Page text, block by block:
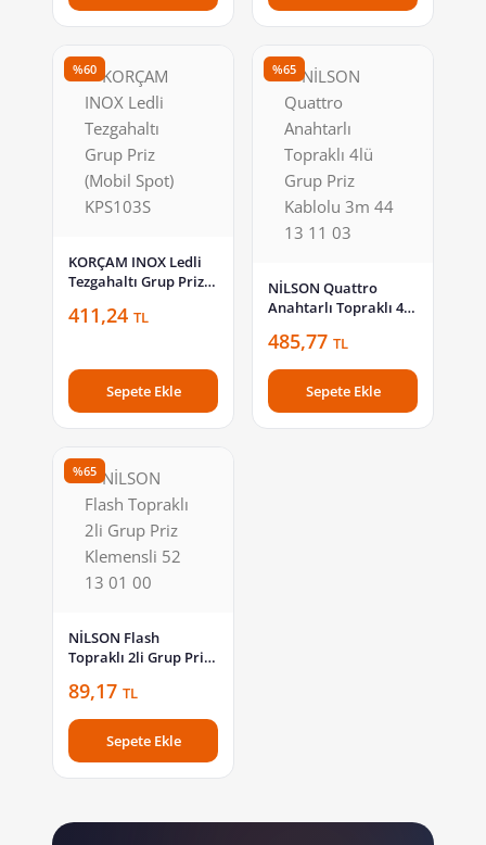
%60
KORÇAM INOX Ledli
Tezgahaltı Grup Priz
411,24 TL
Sepete Ekle
%65
NİLSON Quattro
Anahtarlı Topraklı 4lü
44 13 11 03
485,77 TL
Sepete Ekle
%65
NİLSON Flash
Topraklı 2li Grup Priz
89,17 TL
Sepete Ekle